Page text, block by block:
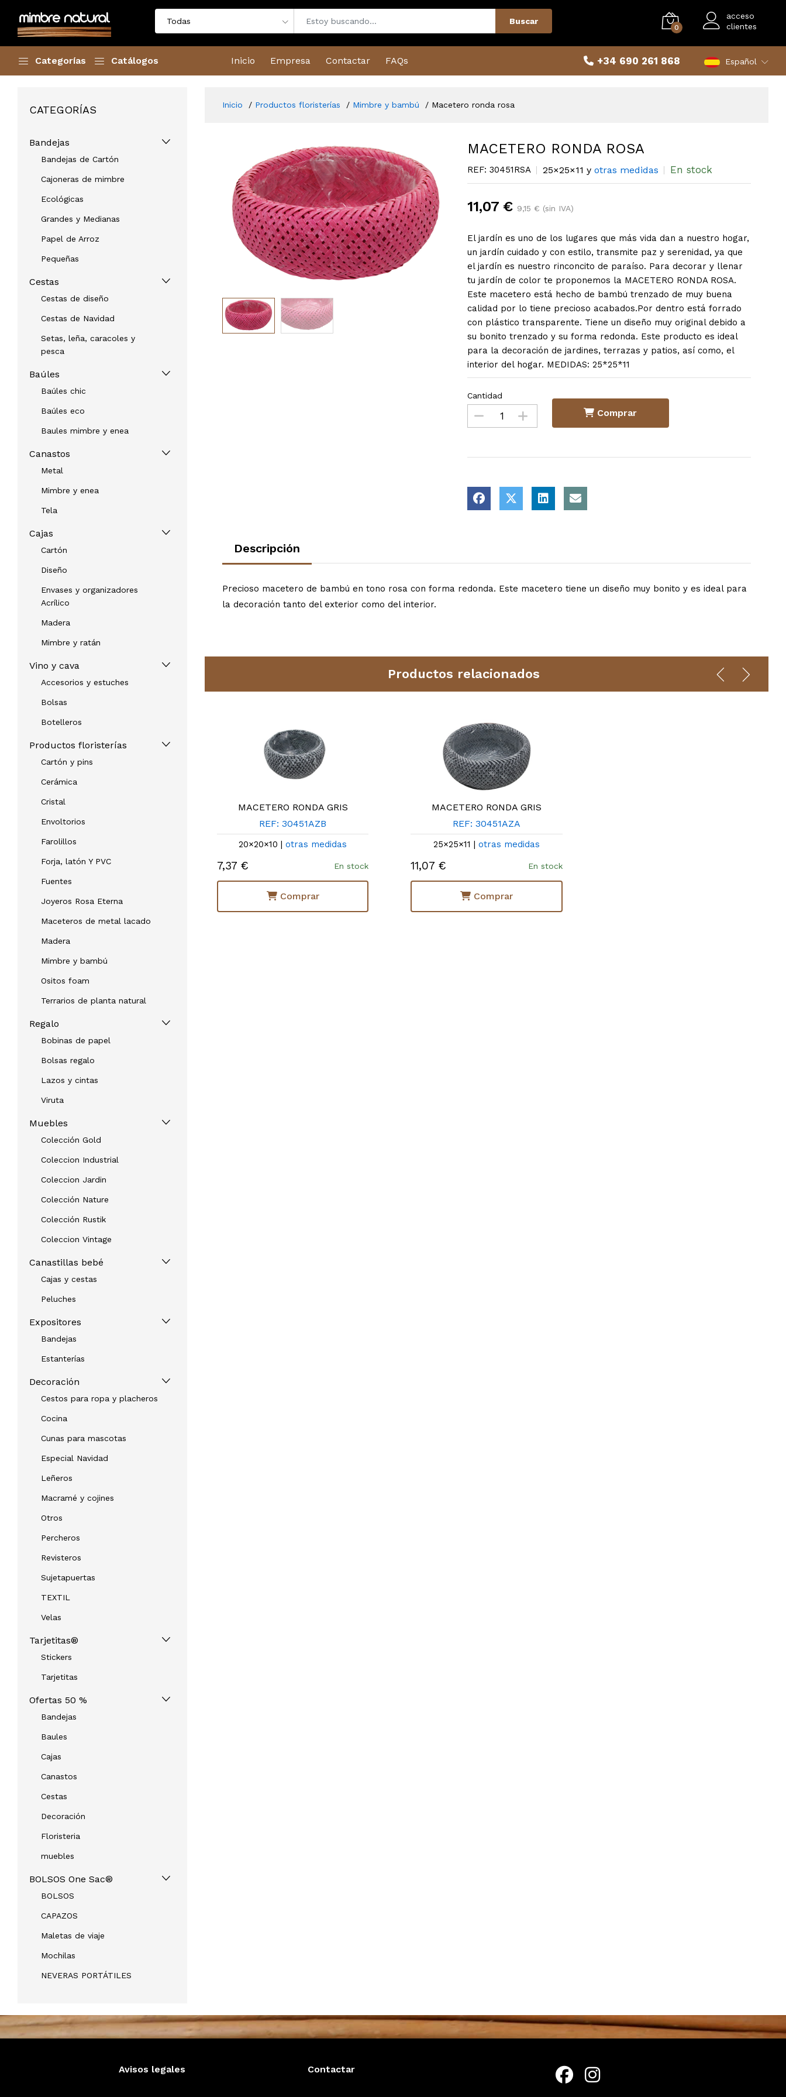
Buscar
0
acceso
clientes
Categorías Catálogos Inicio Empresa Contactar FAQs +34 690 261 868 Español
CATEGORÍAS
Bandejas
Bandejas de Cartón
Cajoneras de mimbre
Ecológicas
Grandes y Medianas
Papel de Arroz
Pequeñas
Cestas
Cestas de diseño
Cestas de Navidad
Setas, leña, caracoles y
pesca
Baúles
Baúles chic
Baúles eco
Baules mimbre y enea
Canastos
Metal
Mimbre y enea
Tela
Cajas
Cartón
Diseño
Envases y organizadores
Acrílico
Madera
Mimbre y ratán
Vino y cava
Accesorios y estuches
Bolsas
Botelleros
Productos floristerías
Cartón y pins
Cerámica
Cristal
Envoltorios
Farolillos
Forja, latón Y PVC
Fuentes
Joyeros Rosa Eterna
Maceteros de metal lacado
Madera
Mimbre y bambú
Ositos foam
Terrarios de planta natural
Regalo
Bobinas de papel
Bolsas regalo
Lazos y cintas
Viruta
Muebles
Colección Gold
Coleccion Industrial
Coleccion Jardin
Colección Nature
Colección Rustik
Coleccion Vintage
Canastillas bebé
Cajas y cestas
Peluches
Expositores
Bandejas
Estanterías
Decoración
Cestos para ropa y placheros
Cocina
Cunas para mascotas
Especial Navidad
Leñeros
Macramé y cojines
Otros
Percheros
Revisteros
Sujetapuertas
TEXTIL
Velas
Tarjetitas®
Stickers
Tarjetitas
Ofertas 50 %
Bandejas
Baules
Cajas
Canastos
Cestas
Decoración
Floristeria
muebles
BOLSOS One Sac®
BOLSOS
CAPAZOS
Maletas de viaje
Mochilas
NEVERAS PORTÁTILES
Inicio Productos floristerías Mimbre y bambú Macetero ronda rosa
MACETERO RONDA ROSA
REF: 30451RSA 25×25×11 y otras medidas En stock
11,07 € 9,15 € (sin IVA)
El jardín es uno de los lugares que más vida dan a nuestro hogar,
un jardín cuidado y con estilo, transmite paz y serenidad, ya que
el jardín es nuestro rinconcito de paraíso. Para decorar y llenar
tu jardín de color te proponemos la MACETERO RONDA ROSA.
Este macetero está hecho de bambú trenzado de muy buena
calidad por lo tiene precioso acabados.Por dentro está forrado
con plástico transparente. Tiene un diseño muy original debido a
su bonito trenzado y su forma redonda. Este producto es ideal
para la decoración de jardines, terrazas y patios, así como, el
interior del hogar. MEDIDAS: 25*25*11
Cantidad
Comprar
Descripción
Precioso macetero de bambú en tono rosa con forma redonda. Este macetero tiene un diseño muy bonito y es ideal para
la decoración tanto del exterior como del interior.
Productos relacionados
MACETERO RONDA GRIS
REF: 30451AZB
20×20×10 |otras medidas
7,37 € En stock
Comprar
MACETERO RONDA GRIS
REF: 30451AZA
25×25×11 | otras medidas
11,07 € En stock
Comprar
Avisos legales Contactar